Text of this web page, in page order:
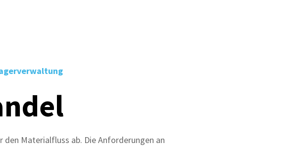
Materialfluss ab. Die Anforderungen an